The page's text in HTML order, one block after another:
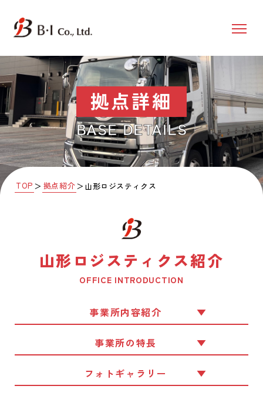
拠点詳細
BASE DETAILS
TOP ＞ 拠点紹介＞山形ロジスティクス
山形ロジスティクス紹介
OFFICE INTRODUCTION
事業所内容紹介
事業所の特長
フォトギャラリー